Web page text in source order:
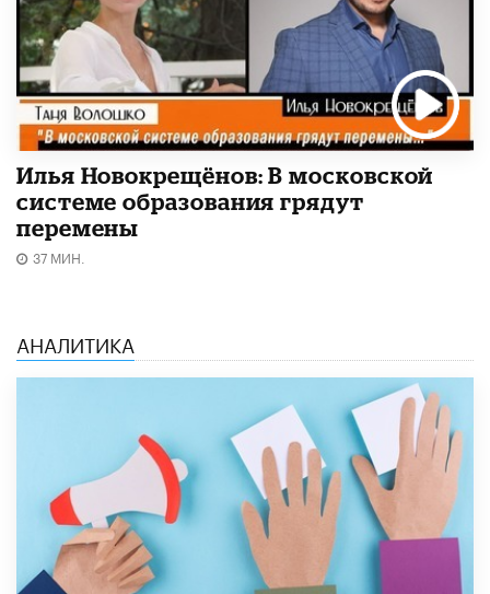
Илья Новокрещёнов: В московской
системе образования грядут
перемены
37 МИН.
АНАЛИТИКА